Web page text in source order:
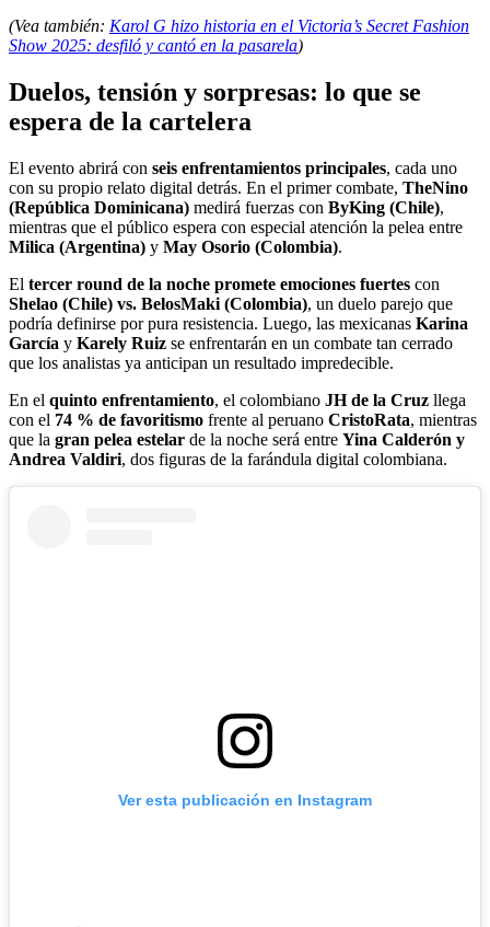
(Vea también: Karol G hizo historia en el Victoria’s Secret Fashion
Show 2025: desfiló y cantó en la pasarela)
Duelos, tensión y sorpresas: lo que se
espera de la cartelera
El evento abrirá con seis enfrentamientos principales, cada uno
con su propio relato digital detrás. En el primer combate, TheNino
(República Dominicana) medirá fuerzas con ByKing (Chile),
mientras que el público espera con especial atención la pelea entre
Milica (Argentina) y May Osorio (Colombia).
El tercer round de la noche promete emociones fuertes con
Shelao (Chile) vs. BelosMaki (Colombia), un duelo parejo que
podría definirse por pura resistencia. Luego, las mexicanas Karina
García y Karely Ruiz se enfrentarán en un combate tan cerrado
que los analistas ya anticipan un resultado impredecible.
En el quinto enfrentamiento, el colombiano JH de la Cruz llega
con el 74 % de favoritismo frente al peruano CristoRata, mientras
que la gran pelea estelar de la noche será entre Yina Calderón y
Andrea Valdiri, dos figuras de la farándula digital colombiana.
Ver esta publicación en Instagram